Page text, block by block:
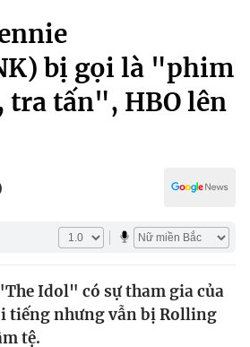
bị gọi là "phim
tra tấn", HBO lên
Idol" có sự tham gia của
tiếng nhưng vẫn bị Rolling
tệ.